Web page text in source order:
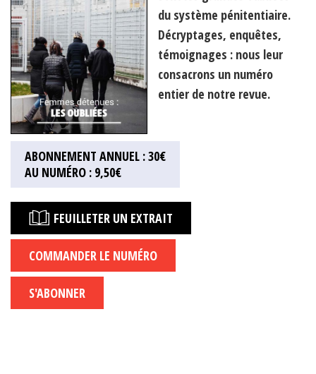
du système pénitentiaire.
Décryptages, enquêtes,
témoignages : nous leur
consacrons un numéro
entier de notre revue.
ABONNEMENT ANNUEL : 30€
AU NUMÉRO : 9,50€
FEUILLETER UN EXTRAIT
COMMANDER LE NUMÉRO
S'ABONNER